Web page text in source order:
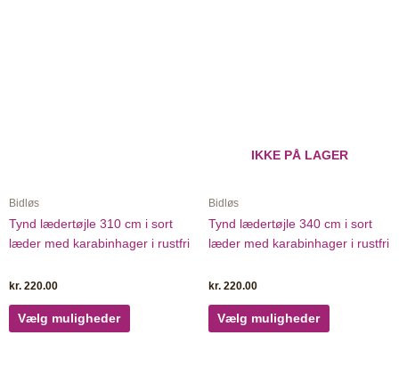
Bidløs
Tynd lædertøjle 310 cm i sort
læder med karabinhager i rustfri
kr. 220.00
Vælg muligheder
IKKE PÅ LAGER
Bidløs
Tynd lædertøjle 340 cm i sort
læder med karabinhager i rustfri
kr. 220.00
Vælg muligheder
vælges